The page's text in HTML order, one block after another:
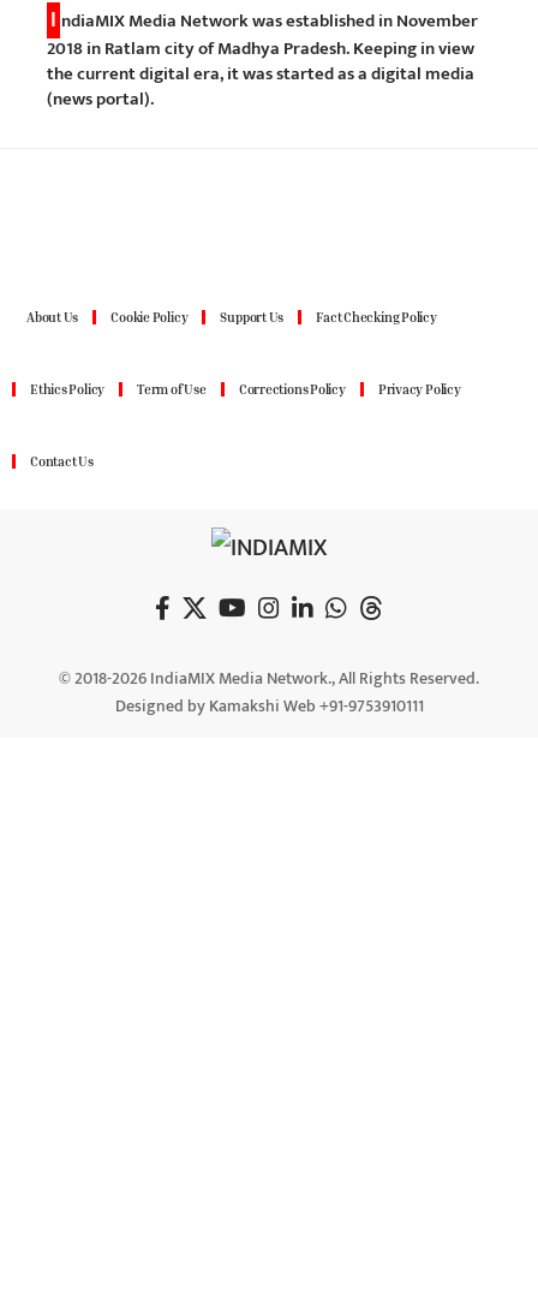
I ndiaMIX Media Network was established in November
2018 in Ratlam city of Madhya Pradesh. Keeping in view
the current digital era, it was started as a digital media
(news portal).
About Us Cookie Policy Support Us Fact Checking Policy
Ethics Policy Term of Use Corrections Policy Privacy Policy
Contact Us
© 2018-2026 IndiaMIX Media Network., All Rights Reserved.
Designed by Kamakshi Web +91-9753910111